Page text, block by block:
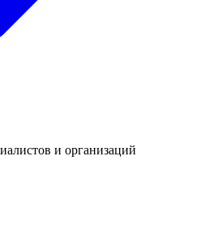
и организаций